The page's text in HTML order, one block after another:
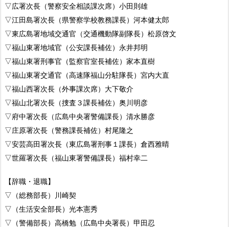
▽広署次長（警察安全相談課次席）小田則雄
▽江田島署次長（県警察学校教務課長）河本健太郎
▽東広島署地域交通官（交通機動隊副隊長）松原啓文
▽福山東署地域官（公安課長補佐）永井邦明
▽福山東署刑事官（監察官室長補佐）家本直樹
▽福山東署交通官（高速隊福山分駐隊長）宮内大直
▽福山西署次長（外事課次席）大下敬介
▽福山北署次長（捜査３課長補佐）奥川明彦
▽府中署次長（広島中央署警備課長）清水勝彦
▽庄原署次長（警務課長補佐）村尾隆之
▽安芸高田署次長（東広島署刑事１課長）倉西雅晴
▽世羅署次長（福山東署警備課長）福村幸二
【辞職・退職】
▽（総務部長）川崎契
▽（生活安全部長）光本憲秀
▽（警備部長）高橋勉（広島中央署長）甲田忍